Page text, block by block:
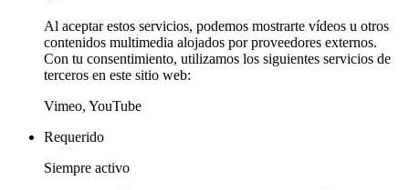
Al aceptar estos servicios, podemos mostrarte vídeos u otros
contenidos multimedia alojados por proveedores externos.
Con tu consentimiento, utilizamos los siguientes servicios de
terceros en este sitio web:
Vimeo, YouTube
Requerido
Siempre activo